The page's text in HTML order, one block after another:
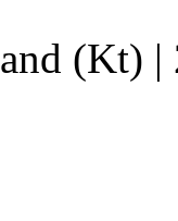
(Kt) |